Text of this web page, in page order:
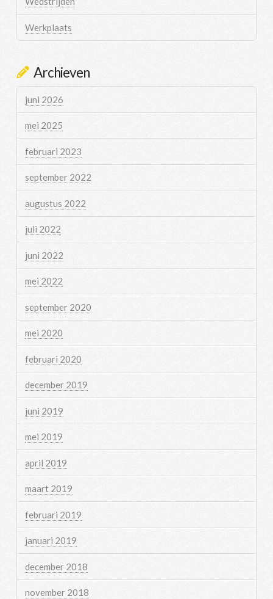
Werkplaats
Archieven
juni 2026
mei 2025
februari 2023
september 2022
augustus 2022
juli 2022
juni 2022
mei 2022
september 2020
mei 2020
februari 2020
december 2019
juni 2019
mei 2019
april 2019
maart 2019
februari 2019
januari 2019
december 2018
november 2018